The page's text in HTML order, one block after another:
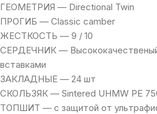
ГЕОМЕТРИЯ — Directional Twin
ПРОГИБ — Classic camber
ЖЕСТКОСТЬ — 9 / 10
СЕРДЕЧНИК —
вставками
ЗАКЛАДНЫЕ — 24 шт
СКОЛЬЗЯК — Sintered UHMW PE
ТОПШИТ — с защитой от